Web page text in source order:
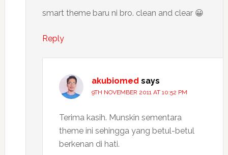
smart theme baru ni bro. clean and clear 😀
Reply
akubiomed says
9TH NOVEMBER 2011 AT 10:52 PM
Terima kasih. Munskin sementara
theme ini sehingga yang betul-betul
berkenan di hati.